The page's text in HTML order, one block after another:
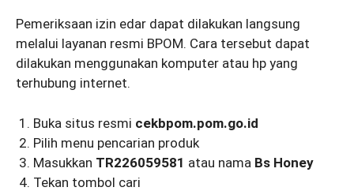
Pemeriksaan izin edar dapat dilakukan langsung
melalui layanan resmi BPOM. Cara tersebut dapat
dilakukan menggunakan komputer atau hp yang
terhubung internet.
Buka situs resmi cekbpom.pom.go.id
Pilih menu pencarian produk
Masukkan TR226059581 atau nama Bs Honey
Tekan tombol cari